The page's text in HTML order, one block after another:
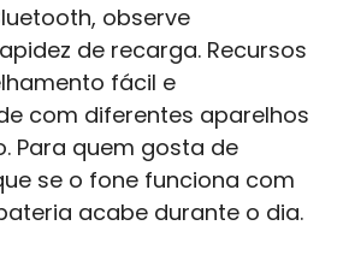
observe
de recarga. Recursos
fácil e
com diferentes aparelhos
Para quem gosta de
se o fone funciona com
acabe durante o dia.